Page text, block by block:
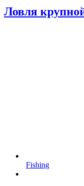
Ловля
Fishing